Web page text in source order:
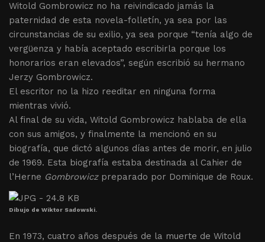
Witold Gombrowicz no ha reivindicado jamás la
paternidad de esta novela-folletín, ya sea por las
circunstancias de su exilio, ya sea porque “tenía algo de
vergüenza y había aceptado escribirla porque los
honorarios eran elevados”, según escribió su hermano
Jerzy Gombrowicz.
El escritor no la hizo reeditar en ninguna forma
mientras vivió.
Al final de su vida, Witold Gombrowicz hablaba de ella
con sus amigos, y finalmente la mencionó en su
biografía, que dictó algunos días antes de morir, en julio
de 1969. Esta biografía estaba destinada al Cahier de
l’Herne Gombrowiczpreparado por Dominique de Roux.
Dibujo de Wiktor Sadowski.
En 1973, cuatro años después de la muerte de Witold